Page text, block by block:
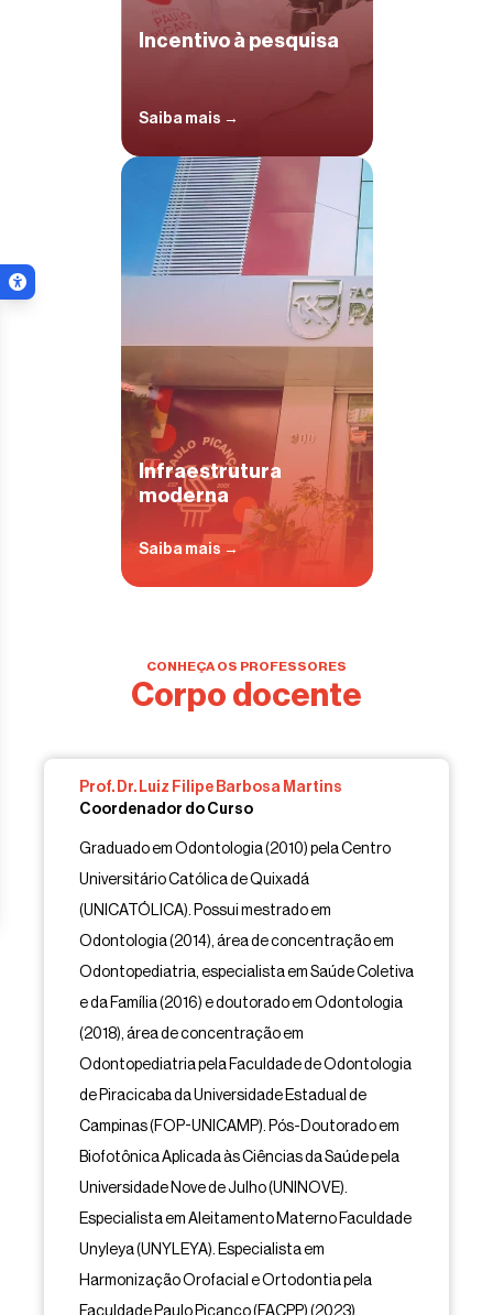
menu
Menu de acessibilidade
Incentivo à pesquisa
Saiba mais →
Infraestrutura
moderna
Saiba mais →
CONHEÇA OS PROFESSORES
Corpo docente
Prof. Dr. Luiz Filipe Barbosa Martins
Coordenador do Curso
Graduado em Odontologia (2010) pela Centro
Universitário Católica de Quixadá
(UNICATÓLICA). Possui mestrado em
Odontologia (2014), área de concentração em
Odontopediatria, especialista em Saúde Coletiva
e da Família (2016) e doutorado em Odontologia
(2018), área de concentração em
Odontopediatria pela Faculdade de Odontologia
de Piracicaba da Universidade Estadual de
Campinas (FOP-UNICAMP). Pós-Doutorado em
Biofotônica Aplicada às Ciências da Saúde pela
Universidade Nove de Julho (UNINOVE).
Especialista em Aleitamento Materno Faculdade
Unyleya (UNYLEYA). Especialista em
Harmonização Orofacial e Ortodontia pela
Faculdade Paulo Picanço (FACPP) (2023).